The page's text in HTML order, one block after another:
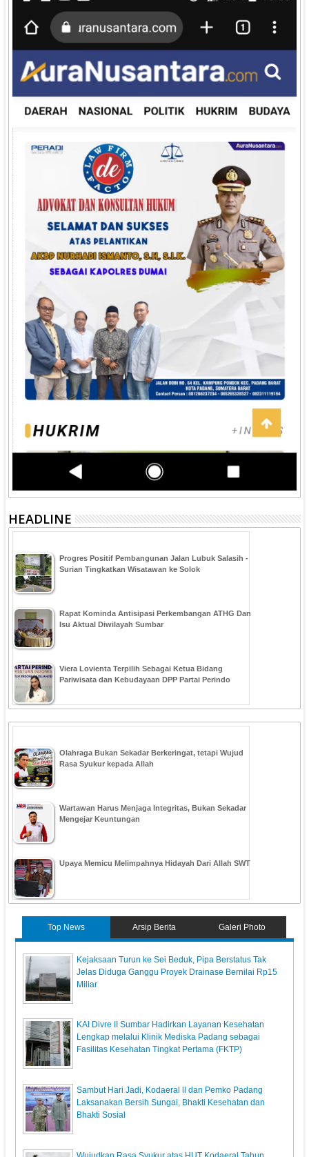
HEADLINE
Progres Positif Pembangunan Jalan Lubuk Salasih -
Surian Tingkatkan Wisatawan ke Solok
Rapat Kominda Antisipasi Perkembangan ATHG Dan
Isu Aktual Diwilayah Sumbar
Viera Lovienta Terpilih Sebagai Ketua Bidang
Pariwisata dan Kebudayaan DPP Partai Perindo
Olahraga Bukan Sekadar Berkeringat, tetapi Wujud
Rasa Syukur kepada Allah
Wartawan Harus Menjaga Integritas, Bukan Sekadar
Mengejar Keuntungan
Upaya Memicu Melimpahnya Hidayah Dari Allah SWT
Top News Arsip Berita Galeri Photo
Kejaksaan Turun ke Sei Beduk, Pipa Berstatus Tak
Jelas Diduga Ganggu Proyek Drainase Bernilai Rp15
Miliar
KAI Divre II Sumbar Hadirkan Layanan Kesehatan
Lengkap melalui Klinik Mediska Padang sebagai
Fasilitas Kesehatan Tingkat Pertama (FKTP)
Sambut Hari Jadi, Kodaeral ll dan Pemko Padang
Laksanakan Bersih Sungai, Bhakti Kesehatan dan
Bhakti Sosial